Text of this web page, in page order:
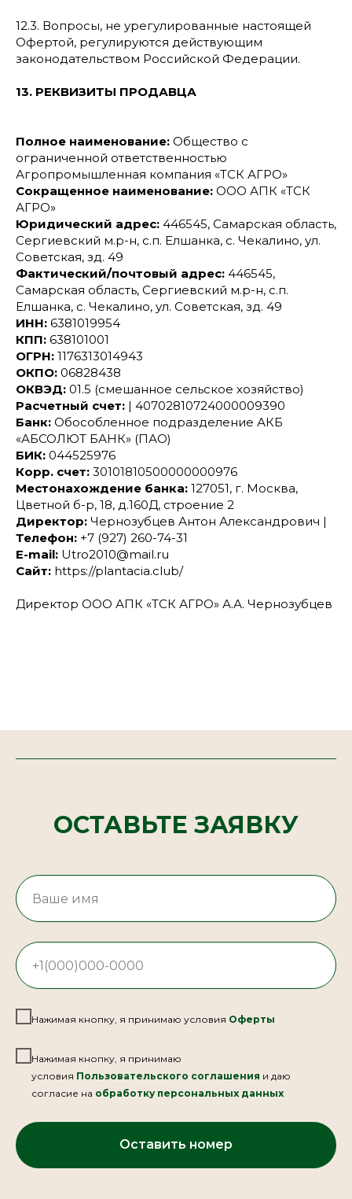
12.3. Вопросы, не урегулированные настоящей
Офертой, регулируются действующим
законодательством Российской Федерации.
13. РЕКВИЗИТЫ ПРОДАВЦА
Полное наименование: Общество с
ограниченной ответственностью
Агропромышленная компания «ТСК АГРО»
Сокращенное наименование: ООО АПК «ТСК
АГРО»
Юридический адрес: 446545, Самарская область,
Сергиевский м.р-н, с.п. Елшанка, с. Чекалино, ул.
Советская, зд. 49
Фактический/почтовый адрес: 446545,
Самарская область, Сергиевский м.р-н, с.п.
Елшанка, с. Чекалино, ул. Советская, зд. 49
ИНН: 6381019954
КПП: 638101001
ОГРН: 1176313014943
ОКПО: 06828438
ОКВЭД: 01.5 (смешанное сельское хозяйство)
Расчетный счет: | 40702810724000009390
Банк: Обособленное подразделение АКБ
«АБСОЛЮТ БАНК» (ПАО)
БИК: 044525976
Корр. счет: 30101810500000000976
Местонахождение банка: 127051, г. Москва,
Цветной б-р, 18, д.160Д, строение 2
Директор: Чернозубцев Антон Александрович |
Телефон: +7 (927) 260-74-31
E-mail: Utro2010@mail.ru
Сайт: https://plantacia.club/
Директор ООО АПК «ТСК АГРО» А.А. Чернозубцев
ОСТАВЬТЕ ЗАЯВКУ
Нажимая кнопку, я принимаю условия Оферты
Нажимая кнопку, я принимаю
условия Пользовательского соглашения и даю
согласие на обработку персональных данных
Оставить номер